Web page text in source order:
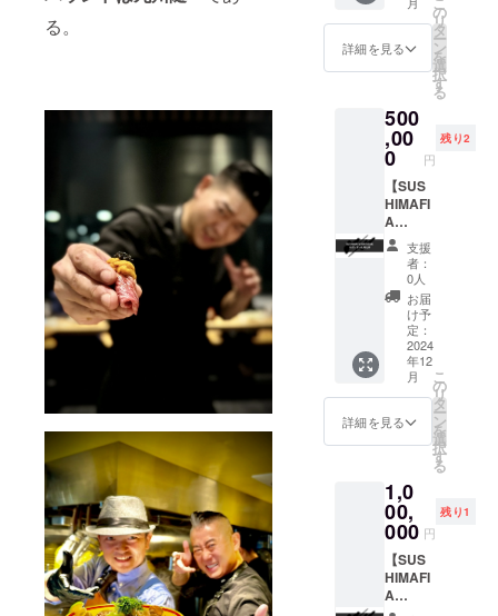
る。
か行け
ないけ
どお祝
いした
め！
※20歳未
満の者
による
飲酒は
法令で
禁止さ
れてい
ます。
20歳未
満の方
はこの
リター
ンを選
択でき
ませ
ん。 販
売場の
名称及
WAGYU
MAFIA
JAPAN
株式会
社
WAGYU
MAFIA
司’SUS
HIMAFI
A’ 長崎
名入れ
できる
権利で
す。 ※
名入れ
は長崎
SUSHI
MAFIA
内とな
りま
す。 ※
会社名
や個人
名など
でも公
約秩序
に反す
るなど
当社が
と判断
した場
合は、
名入れ
をお断
りする
場合も
詳細を見る
の
リ
タ
ー
ン
を
選
択
す
る
500
,00
0 円
残り2
【SUS
HIMAFI
A
NAGAS
AKI ス
ポン
サー札
特注
中】 立
ち食い
町寿
司’SUS
HIMAFI
A’ 長崎
店のネ
できる
権利で
す。 ※
名入れ
は長崎
SUSHI
MAFIA
支援
者：
0人
お届
け予
定：
2024
年12
月
詳細を見る
こ
の
リ
タ
ー
ン
を
選
択
す
る
1,0
00,
000 円
残り1
【SUS
HIMAFI
A